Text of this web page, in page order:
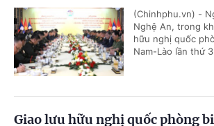
(Chinhphu.vn) -
Nghệ An, trong
hữu nghị quốc
Nam-Lào lần thứ
Giao lưu hữu nghị quốc phòng